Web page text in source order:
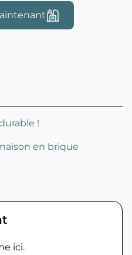
!
en brique
ici.